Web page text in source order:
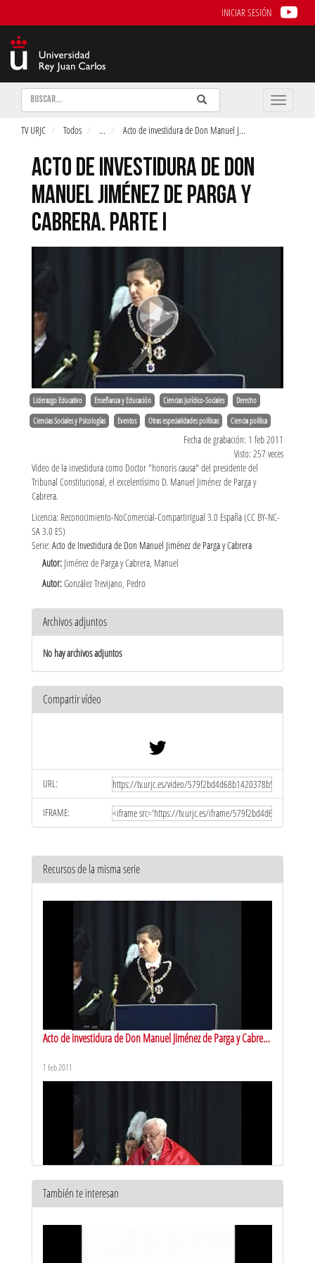
INICIAR SESIÓN
Buscar Enviar
Buscar
Toggle
TV URJC Todos ... Acto de investidura de Don Manuel J...
ACTO DE INVESTIDURA DE DON
MANUEL JIMÉNEZ DE PARGA Y
CABRERA. PARTE I
Liderazgo Educativo Enseñanza y Educación Ciencias Jurídico-Sociales Derecho
Ciencias Sociales y Psicologías Eventos Otras especialidades políticas Ciencia política
Fecha de grabación: 1 feb 2011
Visto: 257 veces
Vídeo de la investidura como Doctor "honoris causa" del presidente del
Tribunal Constitucional, el excelentísimo D. Manuel Jiménez de Parga y
Cabrera.
Licencia: Reconocimiento-NoComercial-CompartirIgual 3.0 España (CC BY-NC-
SA 3.0 ES)
Serie: Acto de Investidura de Don Manuel Jiménez de Parga y Cabrera
Autor: Jiménez de Parga y Cabrera, Manuel
Autor:González Trevijano, Pedro
Archivos adjuntos
No hay archivos adjuntos
Compartir vídeo
URL:
IFRAME:
Recursos de la misma serie
Acto de investidura de Don Manuel Jiménez de Parga y Cabrera.
1 feb 2011
También te interesan